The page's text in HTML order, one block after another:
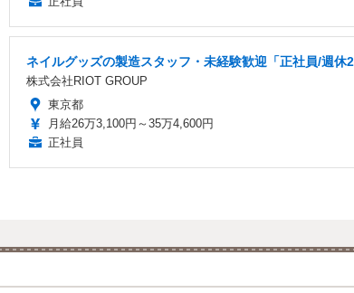
ネイルグッズの製造スタッフ・未経験歓迎「正社員/週
株式会社RIOT GROUP
東京都
月給26万3,100円～35万4,600円
正社員